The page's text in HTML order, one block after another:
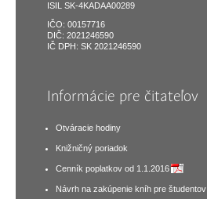
ISIL SK-4KADAA00289
IČO: 00157716
DIČ: 2021246590
IČ DPH: SK 2021246590
Informácie pre čitateľov
Otváracie hodiny
Knižničný poriadok
Cenník poplatkov od 1.1.2016
Návrh na zakúpenie kníh pre študentov